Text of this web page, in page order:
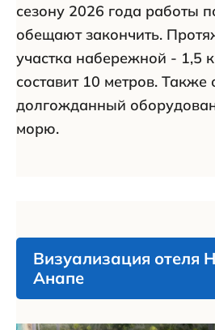
сезону 2026 года работы
обещают закончить.
участка набережной - 1,5
составит 10 метров.
долгожданный
морю.
Визуализация отеля
Анапе